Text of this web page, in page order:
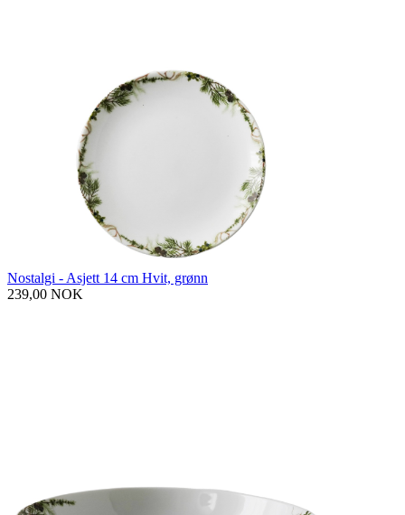
Nostalgi - Asjett 14 cm Hvit, grønn
239,00 NOK